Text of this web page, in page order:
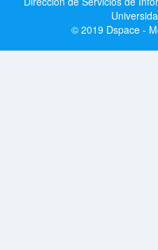
© 2019 Dspace -